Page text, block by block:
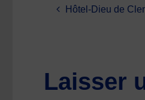
Hôtel-Dieu de
Laisser